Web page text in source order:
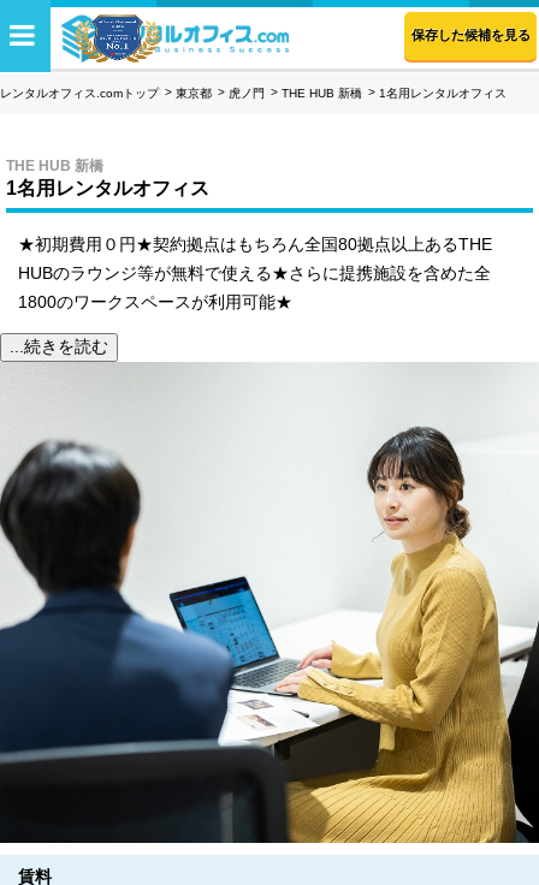
保存した候補を見る
レンタルオフィス.comトップ 東京都 虎ノ門 THE HUB 新橋 1名用レンタルオフィス
THE HUB 新橋
1名用レンタルオフィス
★初期費用０円★契約拠点はもちろん全国80拠点以上あるTHE
HUBのラウンジ等が無料で使える★さらに提携施設を含めた全
1800のワークスペースが利用可能★
...続きを読む
賃料